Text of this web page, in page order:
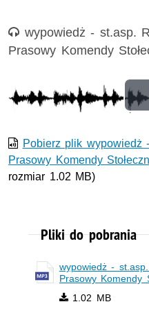
Nagranie audio
wypowiedż - st.asp.
Prasowy Komendy
Pobierz plik wypowiedż
Prasowy Komendy
rozmiar 1.02 MB)
Pliki do pobrania
wypowiedż -
Prasowy Komendy
1.02 MB